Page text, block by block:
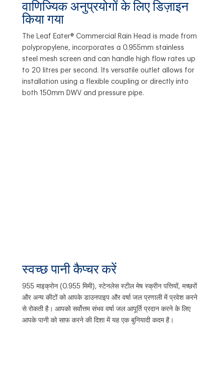
वाणिज्यिक अनुप्रयोगों के लिए डिज़ाइन
किया गया
The Leaf Eater® Commercial Rain Head is made from
polypropylene, incorporates a 0.955mm stainless
steel mesh screen and can handle high flow rates up
to 20 litres per second. Its versatile outlet allows for
installation using a flexible coupling or directly into
both 150mm DWV and pressure pipe.
स्वच्छ पानी कैप्चर करें
955 माइक्रोन (0.955 मिमी), स्टेनलेस स्टील मेष स्क्रीन पत्तियों, मच्छरों
और अन्य कीटों को आपके डाउनपाइप और वर्षा जल प्रणाली में प्रवेश करने
से रोकती है। आपको सर्वोत्तम संभव वर्षा जल आपूर्ति प्रदान करने के लिए
आपके पानी को साफ करने की दिशा में यह एक बुनियादी कदम है।